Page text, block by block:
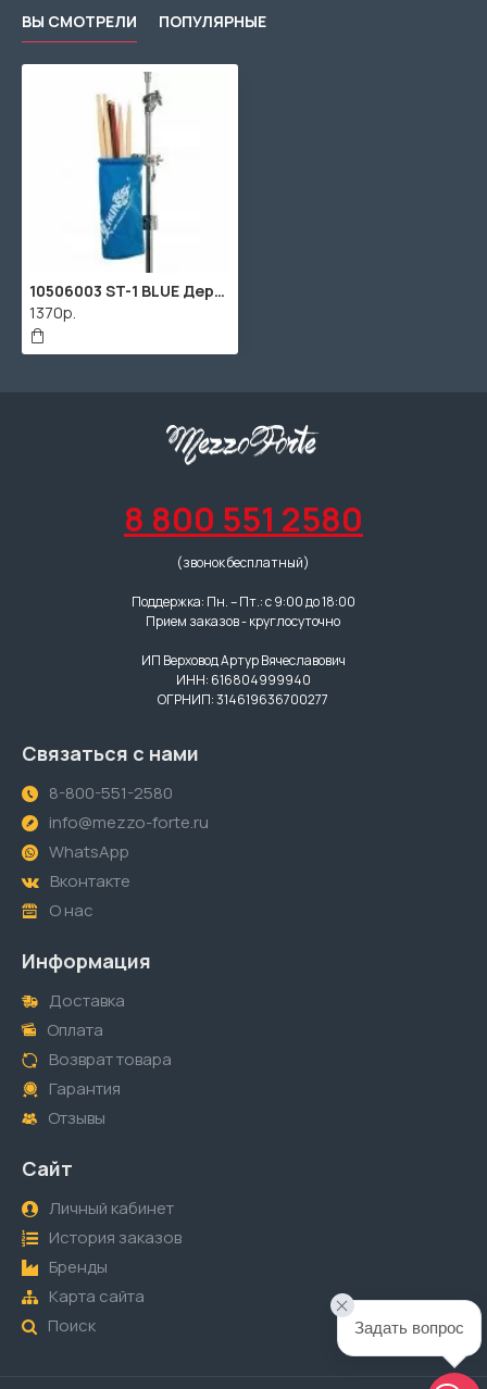
ВЫ СМОТРЕЛИ ПОПУЛЯРНЫЕ
10506003 ST-1 BLUE Держатель (чехол) для барабанных палочек на стойку, синий, HUN
1370р.
8 800 551 2580
(звонок бесплатный)
Поддержка: Пн. – Пт.: с 9:00 до 18:00
Прием заказов - круглосуточно
ИП Верховод Артур Вячеславович
ИНН: 616804999940
ОГРНИП: 314619636700277
Связаться с нами
8-800-551-2580
info@mezzo-forte.ru
WhatsApp
Вконтакте
О нас
Информация
Доставка
Оплата
Возврат товара
Гарантия
Отзывы
Сайт
Личный кабинет
История заказов
Бренды
Карта сайта
Поиск
Задать вопрос